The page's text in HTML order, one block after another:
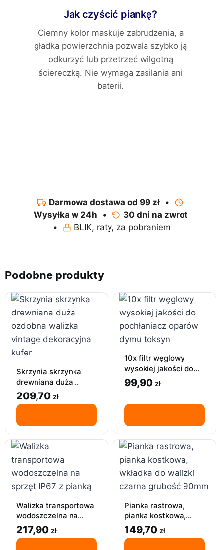
Jak czyścić piankę?
Ciemny kolor maskuje zabrudzenia, a
gładka powierzchnia pozwala szybko ją
odkurzyć lub przetrzeć wilgotną
ściereczką. Nie wymaga zasilania ani
baterii.
Darmowa dostawa od 99 zł •
Wysyłka w 24h •
30 dni na zwrot
•
BLIK, raty, za pobraniem
Podobne produkty
Skrzynia skrzynka
drewniana duża
ozdobna walizka
vintage dekoracyjna
209,70 zł
10x filtr węglowy
wysokiej jakości do
pochłaniacz oparów
dymu toksyn
99,90 zł
Walizka transportowa
wodoszczelna na
sprzęt – IP67, z
pianką, 23×19×11 cm
217,90 zł
Pianka rastrowa,
pianka kostkowa,
wkładka do walizki
czarna grubość 90mm
149,70 zł